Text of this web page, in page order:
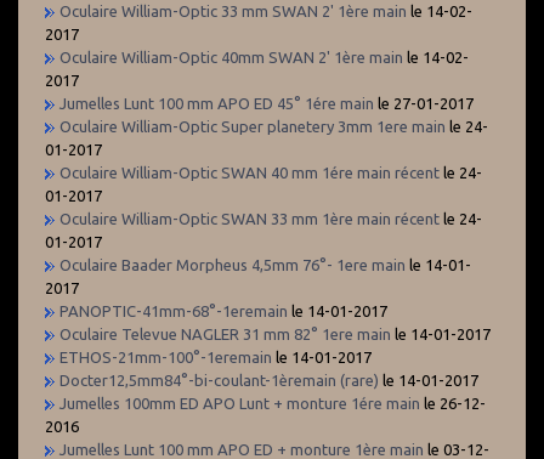
Oculaire William-Optic 33 mm SWAN 2' 1ère main le 14-02-
2017
Oculaire William-Optic 40mm SWAN 2' 1ère main le 14-02-
2017
Jumelles Lunt 100 mm APO ED 45° 1ére main le 27-01-2017
Oculaire William-Optic Super planetery 3mm 1ere main le 24-
01-2017
Oculaire William-Optic SWAN 40 mm 1ére main récent le 24-
01-2017
Oculaire William-Optic SWAN 33 mm 1ère main récent le 24-
01-2017
Oculaire Baader Morpheus 4,5mm 76°- 1ere main le 14-01-
2017
PANOPTIC-41mm-68°-1eremain le 14-01-2017
Oculaire Televue NAGLER 31 mm 82° 1ere main le 14-01-2017
ETHOS-21mm-100°-1eremain le 14-01-2017
Docter12,5mm84°-bi-coulant-1èremain (rare) le 14-01-2017
Jumelles 100mm ED APO Lunt + monture 1ére main le 26-12-
2016
Jumelles Lunt 100 mm APO ED + monture 1ère main le 03-12-